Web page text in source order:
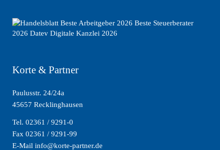
Korte & Partner
Paulusstr. 24/24a
45657 Recklinghausen
Tel. 02361 / 9291-0
Fax 02361 / 9291-99
E-Mail info@korte-partner.de